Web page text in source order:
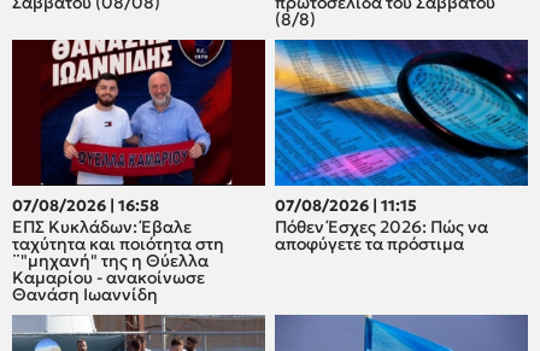
(8/8)
07/08/2026 | 16:58
ΕΠΣ Κυκλάδων: Έβαλε
ταχύτητα και ποιότητα στη
¨"μηχανή" της η Θύελλα
Καμαρίου - ανακοίνωσε
Θανάση Ιωαννίδη
07/08/2026 | 11:15
Πόθεν Έσχες 2026: Πώς να
αποφύγετε τα πρόστιμα